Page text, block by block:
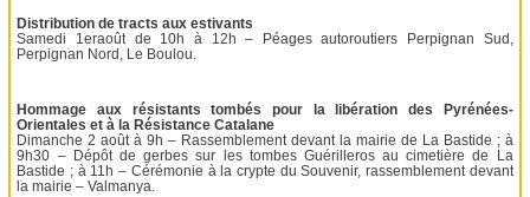
Distribution de tracts aux estivants
Samedi 1eraoût de 10h à 12h – Péages autoroutiers Perpignan Sud,
Perpignan Nord, Le Boulou.
Hommage aux résistants tombés pour la libération des Pyrénées-
Orientales et à la Résistance Catalane
Dimanche 2 août à 9h – Rassemblement devant la mairie de La Bastide ; à
9h30 – Dépôt de gerbes sur les tombes Guérilleros au cimetière de La
Bastide ; à 11h – Cérémonie à la crypte du Souvenir, rassemblement devant
la mairie – Valmanya.